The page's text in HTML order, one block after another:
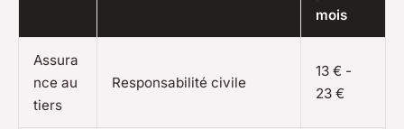
mois
Assura
nce au
tiers
Responsabilité civile
13 € -
23 €